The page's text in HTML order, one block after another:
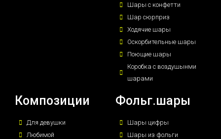
Шары с конфетти
Шар сюрприз
Ходячие шары
Оскорбительные шары
Поющие шары
Коробка с воздушынми
шарами
Композиции
Для девушки
Любимой
Фольг.шары
Шары цифры
Шары из фольги